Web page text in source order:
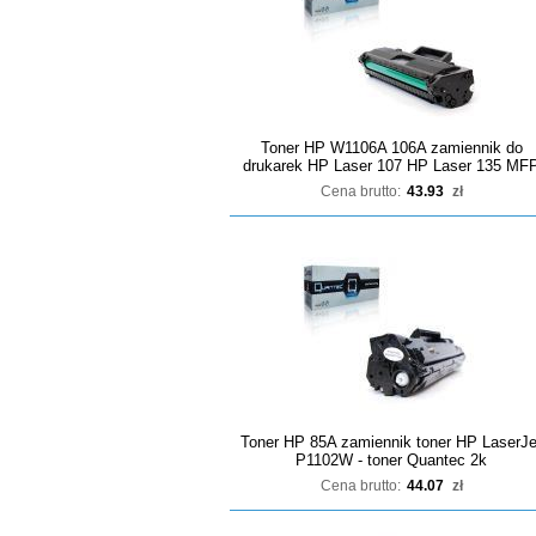
Toner HP W1106A 106A zamiennik do
drukarek HP Laser 107 HP Laser 135
Cena brutto: 43.93 zł
Toner HP 85A zamiennik toner HP
P1102W - toner Quantec 2k
Cena brutto: 44.07 zł